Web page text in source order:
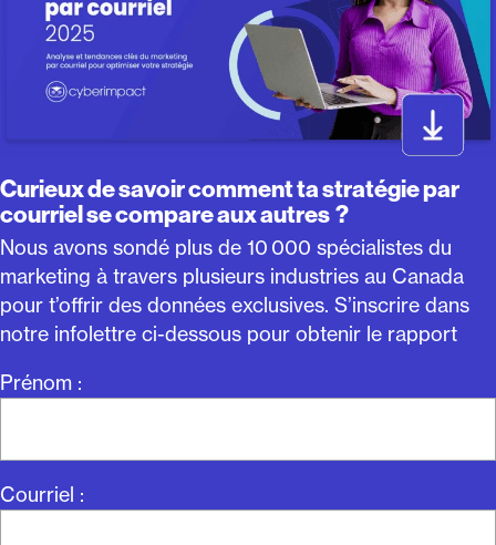
Curieux de savoir comment ta stratégie par
courriel se compare aux autres ?
Nous avons sondé plus de 10 000 spécialistes du
marketing à travers plusieurs industries au Canada
pour t’offrir des données exclusives. S’inscrire dans
notre infolettre ci-dessous pour obtenir le rapport
Prénom :
Courriel :